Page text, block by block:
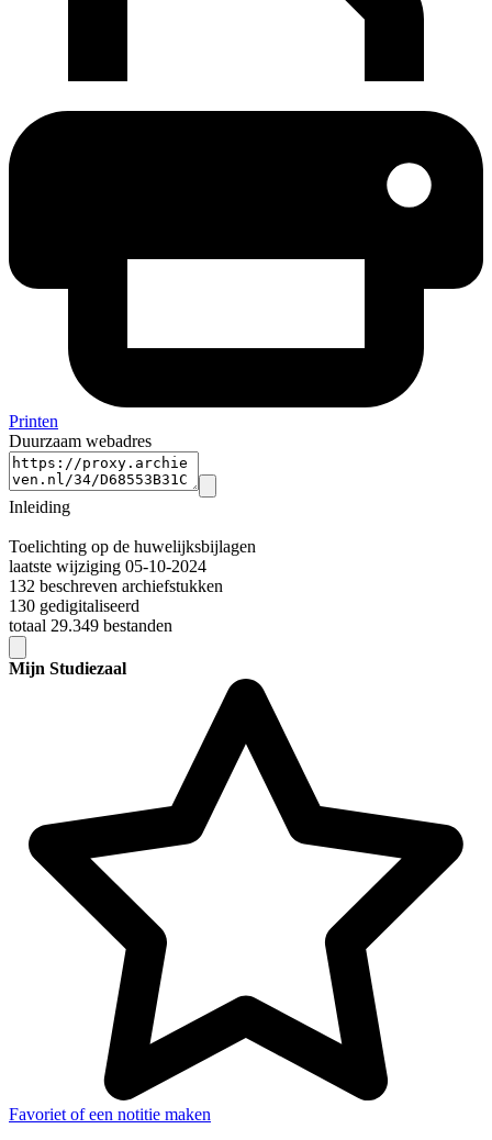
Printen
Duurzaam webadres
Inleiding
Toelichting op de huwelijksbijlagen
laatste wijziging 05-10-2024
132 beschreven archiefstukken
130 gedigitaliseerd
totaal 29.349 bestanden
Mijn Studiezaal
Favoriet of een notitie maken